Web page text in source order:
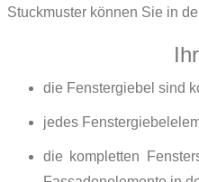
Stuckmuster können Sie in
die Fenstergiebel sind
jedes
die kompletten